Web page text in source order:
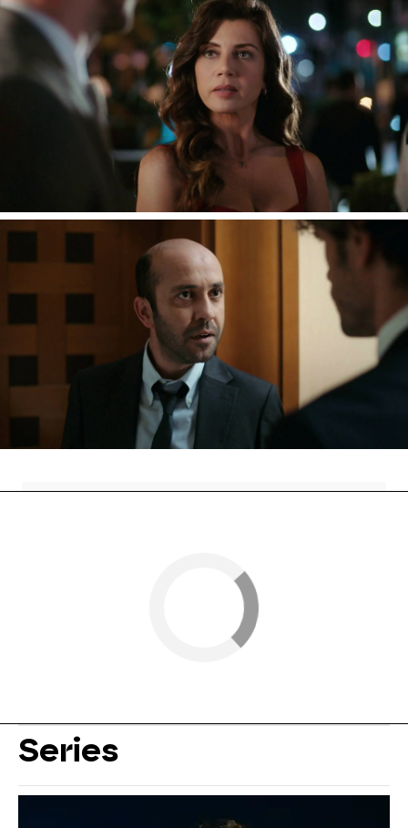
Yildirim sigue estando enamorado de ella, pero
sabe que ahora está casada ysu relación es
imposible. Después de una exitosa jornada para
el bufete, se celebra una cena para celebrarlo.
Sergen también estará allí y Yildirim le descubre
hablando por teléfono con unos términos muy
cariñosos.Sergen intenta justificarse
asegurando que hablaba con Azra, pero las
mentiras tienen las patas muy cortas y
enseguida se demuestra que eso no era así.
Yildirim sabe que Sergen está engañando a Azra.
Sergen está en una muy delicada situación y, tras
beber más de la cuenta en la cena, acude a hablar
con Yildirim para preguntarle por qué no le ha
dicho nada a Azra. La respuesta de Yildirim es
muy elegante, pero Sergen no se lo toma bien.
Está demasiado borracho para controlarse. Azra
no sabe nada, pero Yildirim no sabe qué debería
» La ley del amor
Series